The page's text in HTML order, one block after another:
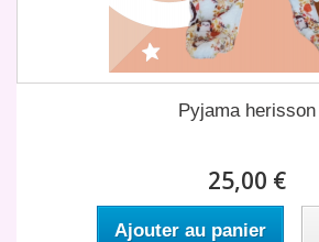
Pyjama herisson
25,00 €
Ajouter au panier